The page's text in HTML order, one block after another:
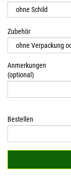
Zubehör
Anmerkungen
(optional)
Bestellen